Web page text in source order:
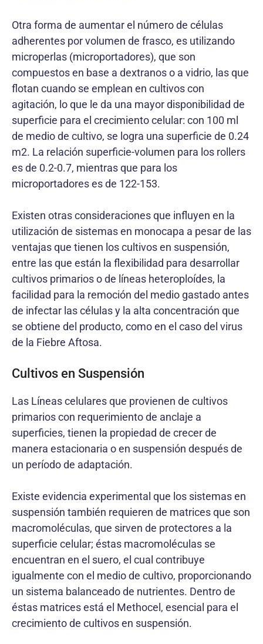
Otra forma de aumentar el número de células
adherentes por volumen de frasco, es utilizando
microperlas (microportadores), que son
compuestos en base a dextranos o a vidrio, las que
flotan cuando se emplean en cultivos con
agitación, lo que le da una mayor disponibilidad de
superficie para el crecimiento celular: con 100 ml
de medio de cultivo, se logra una superficie de 0.24
m2. La relación superficie-volumen para los rollers
es de 0.2-0.7, mientras que para los
microportadores es de 122-153.
Existen otras consideraciones que influyen en la
utilización de sistemas en monocapa a pesar de las
ventajas que tienen los cultivos en suspensión,
entre las que están la flexibilidad para desarrollar
cultivos primarios o de líneas heteroploídes, la
facilidad para la remoción del medio gastado antes
de infectar las células y la alta concentración que
se obtiene del producto, como en el caso del virus
de la Fiebre Aftosa.
Cultivos en Suspensión
Las Líneas celulares que provienen de cultivos
primarios con requerimiento de anclaje a
superficies, tienen la propiedad de crecer de
manera estacionaria o en suspensión después de
un período de adaptación.
Existe evidencia experimental que los sistemas en
suspensión también requieren de matrices que son
macromoléculas, que sirven de protectores a la
superficie celular; éstas macromoléculas se
encuentran en el suero, el cual contribuye
igualmente con el medio de cultivo, proporcionando
un sistema balanceado de nutrientes. Dentro de
éstas matrices está el Methocel, esencial para el
crecimiento de cultivos en suspensión.